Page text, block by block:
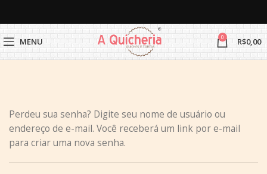
MENU 0 R$0,00
Perdeu sua senha? Digite seu nome de usuário ou
endereço de e-mail. Você receberá um link por e-mail
para criar uma nova senha.